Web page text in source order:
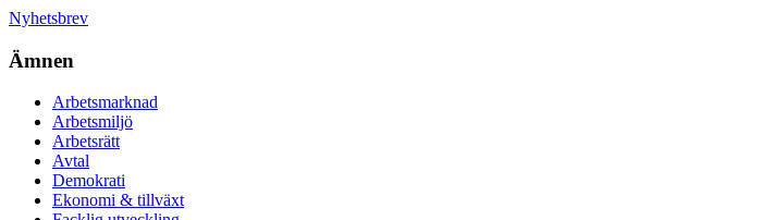
Nyhetsbrev
Ämnen
Arbetsmarknad
Arbetsmiljö
Arbetsrätt
Avtal
Demokrati
Ekonomi & tillväxt